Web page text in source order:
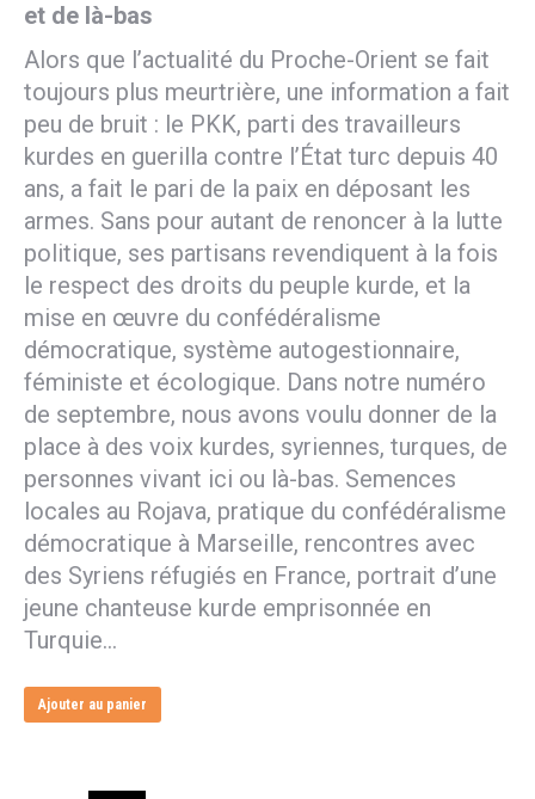
et de là-bas
Alors que l’actualité du Proche-Orient se fait
toujours plus meurtrière, une information a fait
peu de bruit : le PKK, parti des travailleurs
kurdes en guerilla contre l’État turc depuis 40
ans, a fait le pari de la paix en déposant les
armes. Sans pour autant de renoncer à la lutte
politique, ses partisans revendiquent à la fois
le respect des droits du peuple kurde, et la
mise en œuvre du confédéralisme
démocratique, système autogestionnaire,
féministe et écologique. Dans notre numéro
de septembre, nous avons voulu donner de la
place à des voix kurdes, syriennes, turques, de
personnes vivant ici ou là-bas. Semences
locales au Rojava, pratique du confédéralisme
démocratique à Marseille, rencontres avec
des Syriens réfugiés en France, portrait d’une
jeune chanteuse kurde emprisonnée en
Turquie…
Ajouter au panier